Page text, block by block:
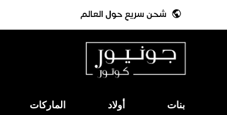
بنات أولاد الماركات